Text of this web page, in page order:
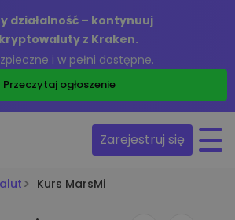
działalność – kontynuuj
z Kraken.
i w pełni dostępne.
Przeczytaj ogłoszenie
Zarejestruj się
Kurs MarsMi